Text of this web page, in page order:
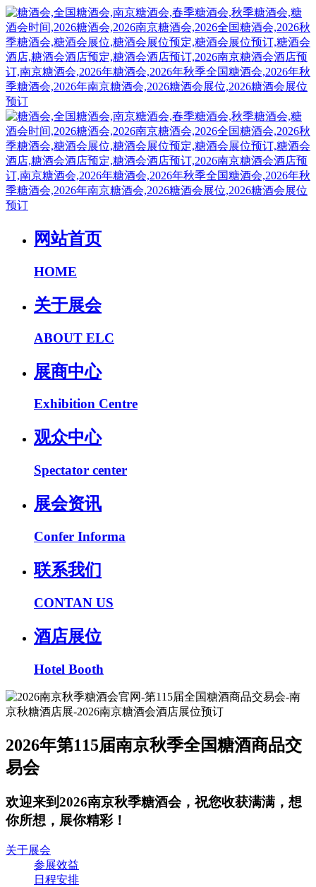
网站首页
HOME
关于展会
ABOUT ELC
展商中心
Exhibition Centre
观众中心
Spectator center
展会资讯
Confer Informa
联系我们
CONTAN US
酒店展位
Hotel Booth
2026年第115届南京秋季全国糖酒商品交
易会
欢迎来到2026南京秋季糖酒会，祝您收获满满，想
你所想，展你精彩！
关于展会
参展效益
日程安排